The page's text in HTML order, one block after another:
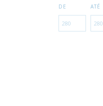
DE ATÉ